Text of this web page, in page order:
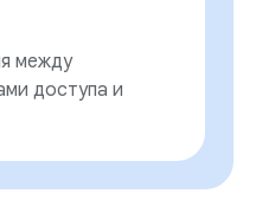
между
доступа и